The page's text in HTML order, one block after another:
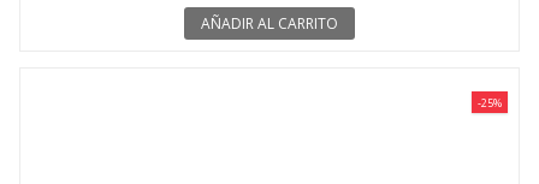
AÑADIR AL CARRITO
-25%